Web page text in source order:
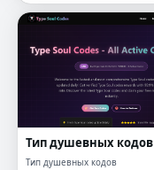
Тип душевных кодов
Тип душевных кодов